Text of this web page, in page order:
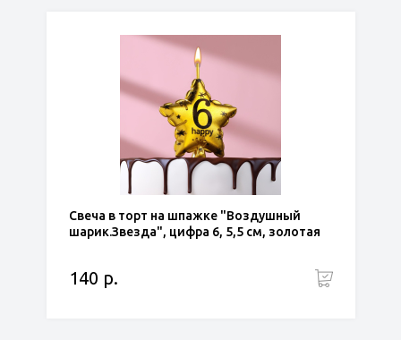
Свеча в торт на шпажке "Воздушный
шарик.Звезда", цифра 6, 5,5 см, золотая
140 р.